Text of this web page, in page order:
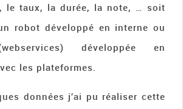
le taux, la durée, la note, … soit
robot développé en interne ou
développée en
les plateformes.
données j’ai pu réaliser cette